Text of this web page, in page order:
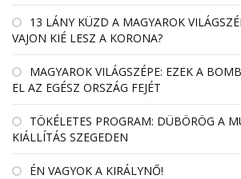
13 LÁNY KÜZD A MAGYAROK
VAJON KIÉ LESZ A KORONA?
MAGYAROK VILÁGSZÉPE: EZEK A
EL AZ EGÉSZ ORSZÁG FEJÉT
TÖKÉLETES PROGRAM: DÜBÖRÖG A
KIÁLLÍTÁS SZEGEDEN
ÉN VAGYOK A KIRÁLYNŐ!